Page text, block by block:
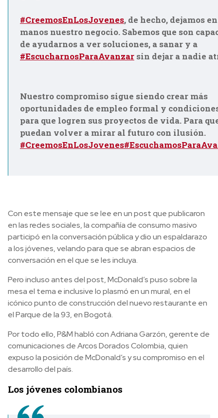
#CreemosEnLosJovenes, de hecho, dejamos
manos nuestro negocio. Sabemos que son
de ayudarnos a ver soluciones, a sanar y a
#EscucharnosParaAvanzar sin dejar a nadie
Nuestro compromiso sigue siendo crear más
oportunidades de empleo formal y
para que logren sus proyectos de vida. Para
puedan volver a mirar al futuro con ilusión.
#CreemosEnLosJovenes
Con este mensaje que se lee en un post que publicaron
en las redes sociales, la compañía de consumo masivo
participó en la conversación pública y dio un espaldarazo
a los jóvenes, velando para que se abran espacios de
conversación en el que se les incluya.
Pero incluso antes del post, McDonald’s puso sobre la
mesa el tema e inclusive lo plasmó en un mural, en el
icónico punto de construcción del nuevo restaurante en
el Parque de la 93, en Bogotá.
Por todo ello, P&M habló con Adriana Garzón, gerente de
comunicaciones de Arcos Dorados Colombia, quien
expuso la posición de McDonald’s y su compromiso en el
desarrollo del país.
Los jóvenes colombianos